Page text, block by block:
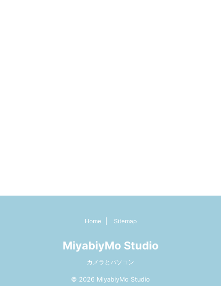
Home Sitemap
MiyabiyMo Studio
カメラとパソコン
© 2026 MiyabiyMo Studio